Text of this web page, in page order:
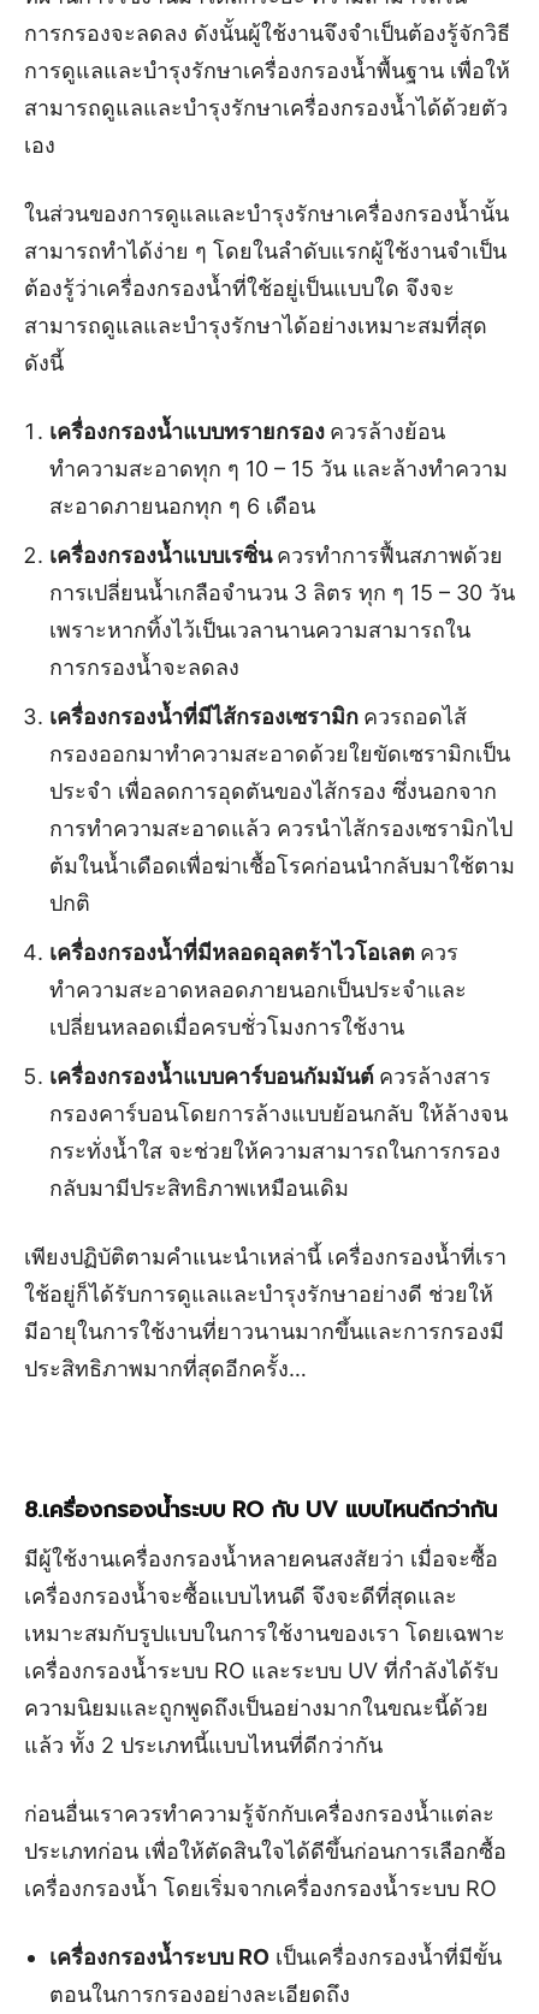
การกรองจะลดลง ดังนั้นผู้ใช้งานจึงจำเป็นต้องรู้จักวิธี
การดูแลและบำรุงรักษาเครื่องกรองน้ำพื้นฐาน เพื่อให้
สามารถดูแลและบำรุงรักษาเครื่องกรองน้ำได้ด้วยตัว
เอง
ในส่วนของการดูแลและบำรุงรักษาเครื่องกรองน้ำนั้น
สามารถทำได้ง่าย ๆ โดยในลำดับแรกผู้ใช้งานจำเป็น
ต้องรู้ว่าเครื่องกรองน้ำที่ใช้อยู่เป็นแบบใด จึงจะ
สามารถดูแลและบำรุงรักษาได้อย่างเหมาะสมที่สุด
ดังนี้
เครื่องกรองน้ำแบบทรายกรอง ควรล้างย้อน
ทำความสะอาดทุก ๆ 10 – 15 วัน และล้างทำความ
สะอาดภายนอกทุก ๆ 6 เดือน
เครื่องกรองน้ำแบบเรซิ่นควรทำการฟื้นสภาพด้วย
การเปลี่ยนน้ำเกลือจำนวน 3 ลิตร ทุก ๆ 15 – 30 วัน
เพราะหากทิ้งไว้เป็นเวลานานความสามารถใน
การกรองน้ำจะลดลง
เครื่องกรองน้ำที่มีไส้กรองเซรามิก ควรถอดไส้
กรองออกมาทำความสะอาดด้วยใยขัดเซรามิกเป็น
ประจำ เพื่อลดการอุดตันของไส้กรอง ซึ่งนอกจาก
การทำความสะอาดแล้ว ควรนำไส้กรองเซรามิกไป
ต้มในน้ำเดือดเพื่อฆ่าเชื้อโรคก่อนนำกลับมาใช้ตาม
ปกติ
เครื่องกรองน้ำที่มีหลอดอุลตร้าไวโอเลต ควร
ทำความสะอาดหลอดภายนอกเป็นประจำและ
เปลี่ยนหลอดเมื่อครบชั่วโมงการใช้งาน
เครื่องกรองน้ำแบบคาร์บอนกัมมันต์ ควรล้างสาร
กรองคาร์บอนโดยการล้างแบบย้อนกลับ ให้ล้างจน
กระทั่งน้ำใส จะช่วยให้ความสามารถในการกรอง
กลับมามีประสิทธิภาพเหมือนเดิม
เพียงปฏิบัติตามคำแนะนำเหล่านี้ เครื่องกรองน้ำที่เรา
ใช้อยู่ก็ได้รับการดูแลและบำรุงรักษาอย่างดี ช่วยให้
มีอายุในการใช้งานที่ยาวนานมากขึ้นและการกรองมี
ประสิทธิภาพมากที่สุดอีกครั้ง…
8.เครื่องกรองน้ำระบบ RO กับ UV แบบไหนดีกว่ากัน
มีผู้ใช้งานเครื่องกรองน้ำหลายคนสงสัยว่า เมื่อจะซื้อ
เครื่องกรองน้ำจะซื้อแบบไหนดี จึงจะดีที่สุดและ
เหมาะสมกับรูปแบบในการใช้งานของเรา โดยเฉพาะ
เครื่องกรองน้ำระบบ RO และระบบ UV ที่กำลังได้รับ
ความนิยมและถูกพูดถึงเป็นอย่างมากในขณะนี้ด้วย
แล้ว ทั้ง 2 ประเภทนี้แบบไหนที่ดีกว่ากัน
ก่อนอื่นเราควรทำความรู้จักกับเครื่องกรองน้ำแต่ละ
ประเภทก่อน เพื่อให้ตัดสินใจได้ดีขึ้นก่อนการเลือกซื้อ
เครื่องกรองน้ำ โดยเริ่มจากเครื่องกรองน้ำระบบ RO
เครื่องกรองน้ำระบบ RO เป็นเครื่องกรองน้ำที่มีขั้น
ตอนในการกรองอย่างละเอียดถึง